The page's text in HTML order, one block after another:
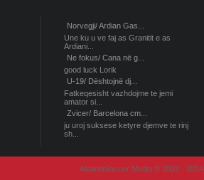
Norvegji/ Ardian Gas...
Une ku u ve faj as Granitit e as
Ardiani...
Ne fokus/ Cana në g...
good luck Lorik
U-19/ Dështojnë dj...
Fatkeqesisht vazhdojme te jemi
amator si...
Zvicer/ Barcelona cm...
ju uroj suksese ketyre djemve te rinj
sh...
AlbaniaSoccer Media © 2003 - 2014